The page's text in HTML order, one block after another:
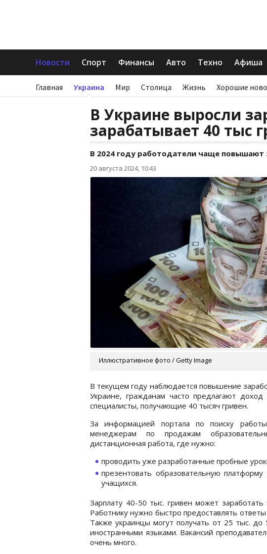
Новости Спорт Финансы Авто Техно Афиша
Главная Украина Мир Столица Жизнь Хорошие
В Украине выросли
зарабатывает 40 тыс
В 2024 году работодатели чаще повышают
20 августа 2024, 10:43
Иллюстративное фото / Getty Image
В текущем году наблюдается повышение
Украине, гражданам часто предлагают
специалисты, получающие 40 тысяч гривен.
За информацией портала по поиску
менеджерам по продажам
дистанционная работа, где нужно:
проводить уже разработанные пробные
презентовать образовательную
учащихся.
Зарплату 40-50 тыс. гривен может
Работнику нужно быстро предоставлять
Также украинцы могут получать от 25 тыс.
иностранными языками. Вакансий
очень много.